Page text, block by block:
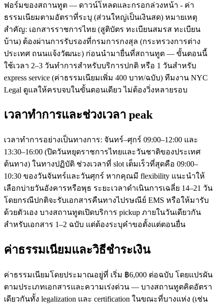
ฟอร์มของสถานทูต — ดาวน์โหลดและกรอกล่วงหน้า - ค่า
ธรรมเนียมตามอัตราที่ระบุ (ส่วนใหญ่เป็นเงินสด) หมายเหตุ
สำคัญ: เอกสารราชการไทย (สูติบัตร ทะเบียนสมรส ทะเบียน
บ้าน) ต้องผ่านการรับรองที่กรมการกงสุล (กระทรวงการต่าง
ประเทศ ถนนแจ้งวัฒนะ) ก่อนนำมายื่นที่สถานทูต — ขั้นตอนนี้
ใช้เวลา 2–3 วันทำการสำหรับบริการปกติ หรือ 1 วันสำหรับ
express service (ค่าธรรมเนียมเพิ่ม 400 บาท/ฉบับ) ทีมงาน NYC
Legal ดูแลให้ครบจบในขั้นตอนเดียว ไม่ต้องวิ่งหลายรอบ
เวลาทำการและช่วงเวลา peak
เวลาทำการอย่างเป็นทางการ: จันทร์–ศุกร์ 09:00–12:00 และ
13:30–16:00 (ปิดวันหยุดราชการไทยและวันชาติของประเทศ
ต้นทาง) ในทางปฏิบัติ ช่วงเวลาที่ slot เต็มเร็วที่สุดคือ 09:00–
10:30 ของวันจันทร์และวันศุกร์ หากคุณมี flexibility แนะนำให้
เลือกบ่ายวันอังคารหรือพุธ ระยะเวลาดำเนินการเฉลี่ย 14–21 วัน
โดยกรณีปกติจะรับเอกสารคืนทางไปรษณีย์ EMS หรือให้มารับ
ด้วยตัวเอง บางสถานทูตเปิดบริการ pickup ภายในวันเดียวกัน
สำหรับเอกสาร 1–2 ฉบับ แต่ต้องระบุคำขอตั้งแต่ตอนยื่น
ค่าธรรมเนียมและวิธีชำระเงิน
ค่าธรรมเนียมโดยประมาณอยู่ที่ เริ่ม ฿6,000 ต่อฉบับ โดยแปรผัน
ตามประเภทเอกสารและความเร่งด่วน — บางสถานทูตคิดอัตรา
เดียวกันทั้ง legalization และ certification ในขณะที่บางแห่ง (เช่น